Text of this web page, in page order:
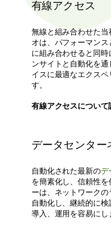
有線アクセス
無線と組み合わせた当
オは、パフォーマン
に組み合わせると同時
ンサイトと自動化を
イスに最適なエクスペ
す。
有線アクセスについて
データセンター
自動化された最新のデ
を簡素化し、信頼性
ーは、ネットワーク
自動化し、継続的に検
導入、運用を容易にし